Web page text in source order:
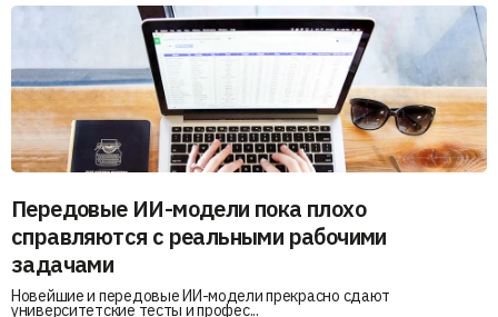
Передовые ИИ-модели пока плохо
справляются с реальными рабочими
задачами
Новейшие и передовые ИИ-модели прекрасно сдают
университетские тесты и профес...